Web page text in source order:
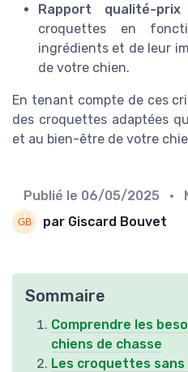
Rapport qualité-
croquettes en
ingrédients et de leur
de votre chien.
En tenant compte de ces
des croquettes adaptées
et au bien-être de votre
Publié le 06/05/2025 •
par Giscard Bouvet
Sommaire
Comprendre les
chiens de chasse
Les croquettes sans